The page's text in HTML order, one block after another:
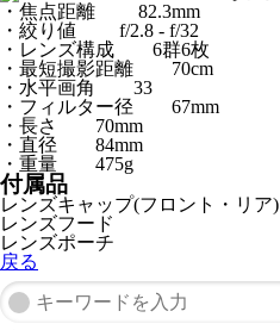
・焦点距離 82.3mm
・絞り値 f/2.8 - f/32
・レンズ構成 6群6枚
・最短撮影距離 70cm
・水平画角 33
・フィルター径 67mm
・長さ 70mm
・直径 84mm
・重量 475g
付属品
レンズキャップ(フロント・リア)
レンズフード
レンズポーチ
戻る